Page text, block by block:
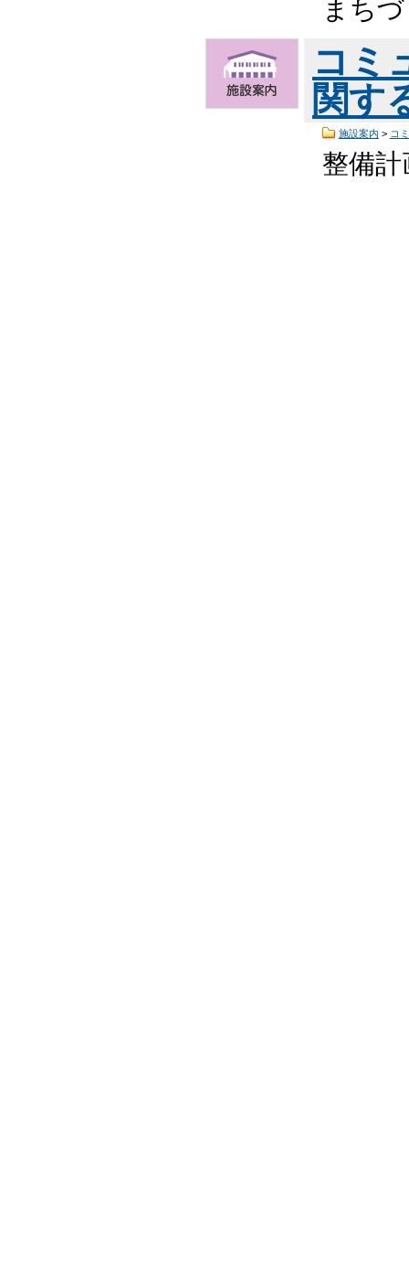
まち
コミ
関す
施設案内 > コ
整備